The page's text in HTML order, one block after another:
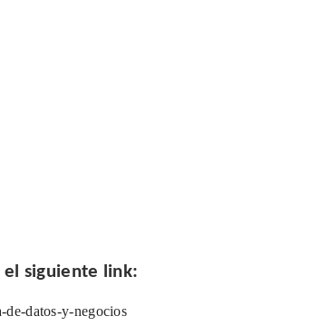
el siguiente link:
de-datos-y-negocios